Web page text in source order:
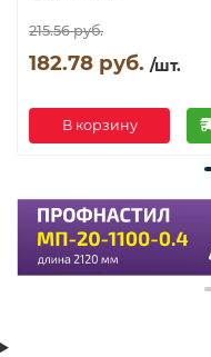
215.56 руб.
182.78 руб. /шт.
В корзину